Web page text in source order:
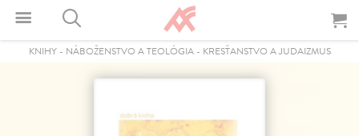
KNIHY- NÁBOŽENSTVO A TEOLÓGIA- KRESŤANSTVO A JUDAIZMUS